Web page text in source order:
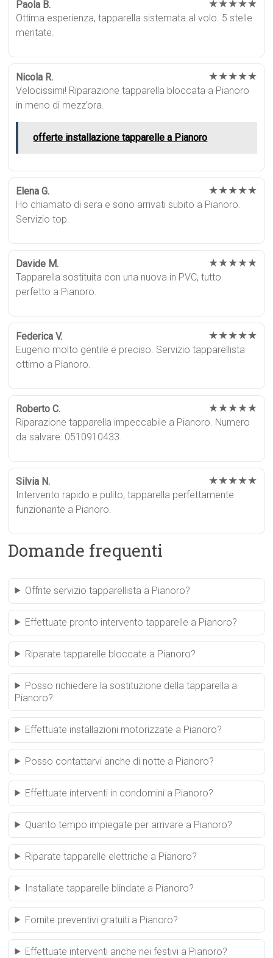
Paola B. ★★★★★
Ottima esperienza, tapparella sistemata al volo. 5 stelle
meritate.
Nicola R. ★★★★★
Velocissimi! Riparazione tapparella bloccata a Pianoro
in meno di mezz’ora.
offerte installazione tapparelle a Pianoro
Elena G. ★★★★★
Ho chiamato di sera e sono arrivati subito a Pianoro.
Servizio top.
Davide M. ★★★★★
Tapparella sostituita con una nuova in PVC, tutto
perfetto a Pianoro.
Federica V. ★★★★★
Eugenio molto gentile e preciso. Servizio tapparellista
ottimo a Pianoro.
Roberto C. ★★★★★
Riparazione tapparella impeccabile a Pianoro. Numero
da salvare: 0510910433.
Silvia N. ★★★★★
Intervento rapido e pulito, tapparella perfettamente
funzionante a Pianoro.
Domande frequenti
Offrite servizio tapparellista a Pianoro?
Effettuate pronto intervento tapparelle a Pianoro?
Riparate tapparelle bloccate a Pianoro?
Posso richiedere la sostituzione della tapparella a
Pianoro?
Effettuate installazioni motorizzate a Pianoro?
Posso contattarvi anche di notte a Pianoro?
Effettuate interventi in condomini a Pianoro?
Quanto tempo impiegate per arrivare a Pianoro?
Riparate tapparelle elettriche a Pianoro?
Installate tapparelle blindate a Pianoro?
Fornite preventivi gratuiti a Pianoro?
Effettuate interventi anche nei festivi a Pianoro?